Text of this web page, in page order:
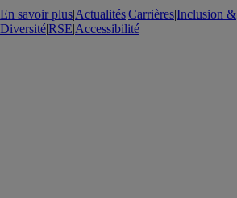
En savoir plus|Actualités|Carrières|Inclusion &
Diversité|RSE|Accessibilité